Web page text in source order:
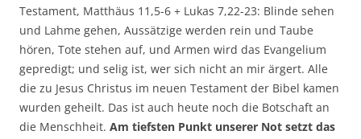
Testament, Matthäus 11,5-6 + Lukas 7,22-23: Blinde sehen
und Lahme gehen, Aussätzige werden rein und Taube
hören, Tote stehen auf, und Armen wird das Evangelium
gepredigt; und selig ist, wer sich nicht an mir ärgert. Alle
die zu Jesus Christus im neuen Testament der Bibel kamen
wurden geheilt. Das ist auch heute noch die Botschaft an
die Menschheit. Am tiefsten Punkt unserer Not setzt das